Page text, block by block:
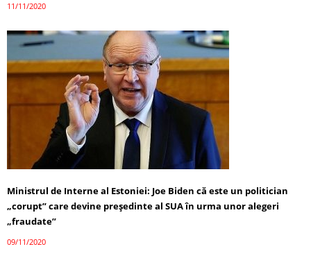
11/11/2020
Ministrul de Interne al Estoniei: Joe Biden că este un politician
„corupt” care devine preşedinte al SUA în urma unor alegeri
„fraudate”
09/11/2020